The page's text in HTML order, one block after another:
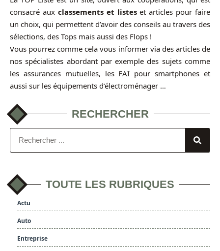
consacré aux classements et listeset articles pour faire
un choix, qui permettent d’avoir des conseils au travers des
sélections, des Tops mais aussi des Flops !
Vous pourrez comme cela vous informer via des articles de
nos spécialistes abordant par exemple des sujets comme
les assurances mutuelles, les FAI pour smartphones et
aussi sur les équipements d’électroménager …
RECHERCHER
TOUTE LES RUBRIQUES
Actu
Auto
Entreprise